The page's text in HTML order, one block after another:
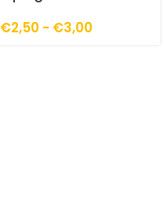
€2,50 - €3,00